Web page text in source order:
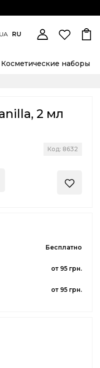
UA RU
Косметические наборы
2 мл
Код: 8632
Бесплатно
от 95 грн.
от 95 грн.